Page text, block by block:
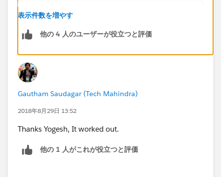
<lightning:card class="slds-text-
Thanks,
Yogesh
表示件数を増やす
他の 4 人のユーザーが役立つと評価
Gautham Saudagar (Tech Mahindra)
2018年8月29日 13:52
Thanks Yogesh, It worked out.
他の 1 人がこれが役立つと評価